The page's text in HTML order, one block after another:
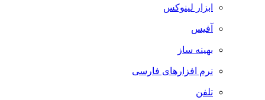
ابزار لینوکس
آفیس
بهینه ساز
نرم افزارهای فارسی
تلفن